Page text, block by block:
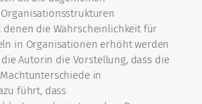
die Wahrscheinlichkeit für
in Organisationen erhöht werden
Autorin die Vorstellung, dass die
in
führt, dass